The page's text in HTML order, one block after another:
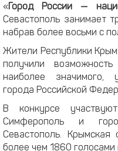
«Город России —
Севастополь занимает
набрав более восьми с
Жители Республики
получили
наиболее значимого,
города Российской
В конкурсе
Симферополь и
Севастополь.
более чем 1860 голосами